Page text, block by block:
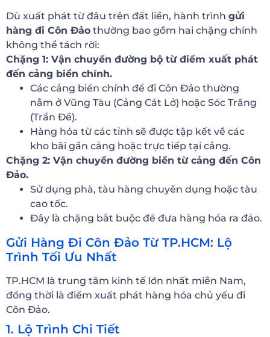
Dù xuất phát từ đâu trên đất liền, hành trình gửi
hàng đi Côn Đảo thường bao gồm hai chặng chính
không thể tách rời:
Chặng 1: Vận chuyển đường bộ từ điểm xuất phát
đến cảng biển chính.
Các cảng biển chính để đi Côn Đảo thường
nằm ở Vũng Tàu (Cảng Cát Lở) hoặc Sóc Trăng
(Trần Đề).
Hàng hóa từ các tỉnh sẽ được tập kết về các
kho bãi gần cảng hoặc trực tiếp tại cảng.
Chặng 2: Vận chuyển đường biển từ cảng đến Côn
Đảo.
Sử dụng phà, tàu hàng chuyên dụng hoặc tàu
cao tốc.
Đây là chặng bắt buộc để đưa hàng hóa ra đảo.
Gửi Hàng Đi Côn Đảo Từ TP.HCM: Lộ
Trình Tối Ưu Nhất
TP.HCM là trung tâm kinh tế lớn nhất miền Nam,
đồng thời là điểm xuất phát hàng hóa chủ yếu đi
Côn Đảo.
1. Lộ Trình Chi Tiết